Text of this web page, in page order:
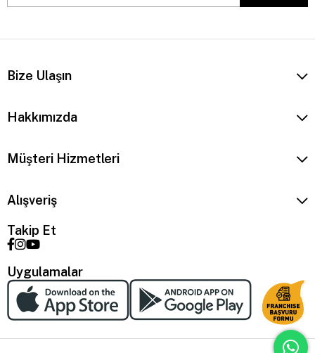
Bize Ulaşın
Hakkımızda
Müşteri Hizmetleri
Alışveriş
Takip Et
Uygulamalar